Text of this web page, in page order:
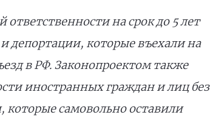
ответственности на срок до 5 лет
депортации, которые въехали на
в РФ. Законопроектом также
иностранных граждан и лиц без
самовольно оставили